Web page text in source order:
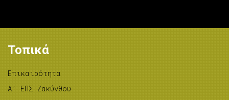
Τοπικά
Επικαιρότητα
A’ ΕΠΣ Ζακύνθου